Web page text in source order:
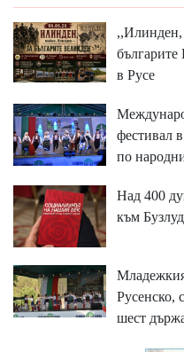
,,Илинден,
българите
в Русе
фестивал
по
Над 400
към
Русенско,
шест